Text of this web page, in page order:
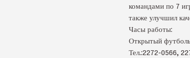
командами по 7
также улучшил
Часы работы:
Открытый
Тел.:2272-0566,